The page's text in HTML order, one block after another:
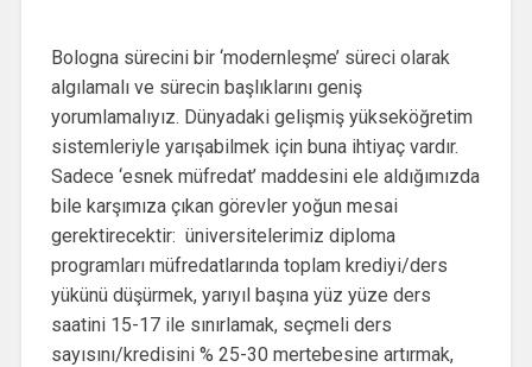
Bologna sürecini bir ‘modernleşme’ süreci olarak
algılamalı ve sürecin başlıklarını geniş
yorumlamalıyız. Dünyadaki gelişmiş yükseköğretim
sistemleriyle yarışabilmek için buna ihtiyaç vardır.
Sadece ‘esnek müfredat’ maddesini ele aldığımızda
bile karşımıza çıkan görevler yoğun mesai
gerektirecektir: üniversitelerimiz diploma
programları müfredatlarında toplam krediyi/ders
yükünü düşürmek, yarıyıl başına yüz yüze ders
saatini 15-17 ile sınırlamak, seçmeli ders
sayısını/kredisini % 25-30 mertebesine artırmak,